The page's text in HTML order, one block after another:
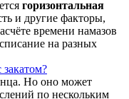
горизонтальная
и другие факторы,
времени намазов
на разных
Но оно может
по нескольким